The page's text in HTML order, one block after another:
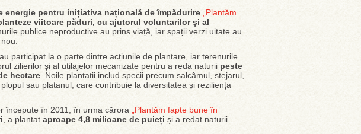
energie pentru inițiativa națională de împădurire
„Plantăm
viitoare păduri, cu ajutorul voluntarilor și al
publice neproductive au prins viață, iar spații verzi uitate au
au participat la o parte dintre acțiunile de plantare, iar terenurile
zilierilor și al utilajelor mecanizate pentru a reda naturii peste
hectare . Noile plantații includ specii precum salcâmul, stejarul,
sau platanul, care contribuie la diversitatea și reziliența
începute în 2011, în urma cărora
„Plantăm fapte bune în
, a plantat aproape 4,8 milioane de puieți și a redat naturii